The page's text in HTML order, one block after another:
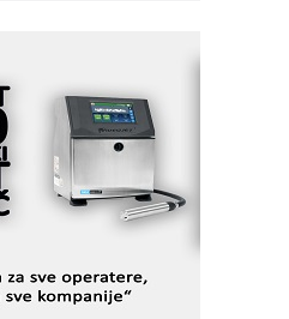
rešenja za
i logističke
preciznosti u
dozirnim
koje